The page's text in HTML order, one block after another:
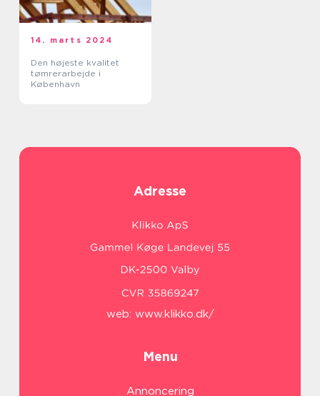
14. marts 2024
Den højeste kvalitet
tømrerarbejde i
København
Adresse
web: www.klikko.dk/
Menu
Annoncering